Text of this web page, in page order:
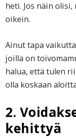
heti. Jos näin
oikein.
Ainut tapa
joilla on
halua, että tulen
olla koskaan
2.
kehittyä